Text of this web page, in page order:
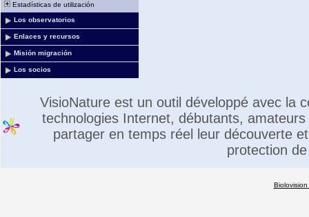
Estadísticas de utilización
Los observatorios
Enlaces y recursos
Misión migración
Los socios
VisioNature est un outil développé avec la
technologies Internet, débutants,
partager en temps réel leur découverte
protection
Biolovision